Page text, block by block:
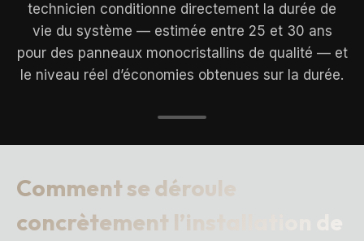
technicien conditionne directement la durée de
vie du système — estimée entre 25 et 30 ans
pour des panneaux monocristallins de qualité — et
le niveau réel d’économies obtenues sur la durée.
Comment se déroule
concrètement l’installation de